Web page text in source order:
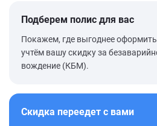
Подберем полис для вас
Покажем, где выгоднее оформить
учтём вашу скидку за
вождение (КБМ).
Скидка переедет с вами